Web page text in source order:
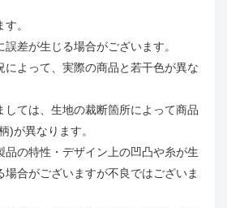
。
差が生じる場合がございます。
よって、実際の商品と若干色が異な
ては、生地の裁断箇所によって商品
)が異なります。
の特性・デザイン上の凹凸や糸が生
場合がございますが不良ではございま